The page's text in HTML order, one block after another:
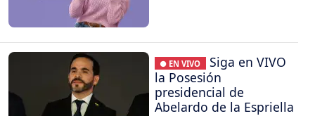
● EN VIVO
Siga en VIVO
la Posesión
presidencial de
Abelardo de la Espriella